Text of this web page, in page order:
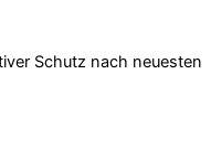
Schutz nach neuesten